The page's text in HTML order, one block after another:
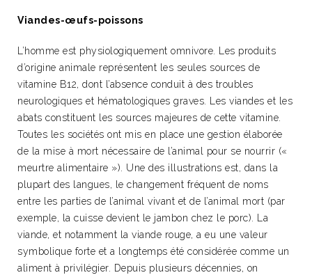
Viandes-œufs-poissons
L’homme est physiologiquement omnivore. Les produits
d’origine animale représentent les seules sources de
vitamine B12, dont l’absence conduit à des troubles
neurologiques et hématologiques graves. Les viandes et les
abats constituent les sources majeures de cette vitamine.
Toutes les sociétés ont mis en place une gestion élaborée
de la mise à mort nécessaire de l’animal pour se nourrir («
meurtre alimentaire »). Une des illustrations est, dans la
plupart des langues, le changement fréquent de noms
entre les parties de l’animal vivant et de l’animal mort (par
exemple, la cuisse devient le jambon chez le porc). La
viande, et notamment la viande rouge, a eu une valeur
symbolique forte et a longtemps été considérée comme un
aliment à privilégier. Depuis plusieurs décennies, on